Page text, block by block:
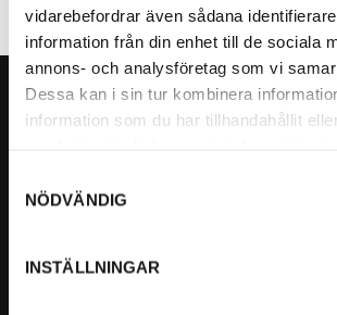
vidarebefordrar även sådana
information från din enhet till de sociala
annons- och analysföretag som vi
Dessa kan i sin tur kombinera
information som du har tillhandahållit
NÖDVÄNDIG
INSTÄLLNINGAR
Org. nummer: 5566689278